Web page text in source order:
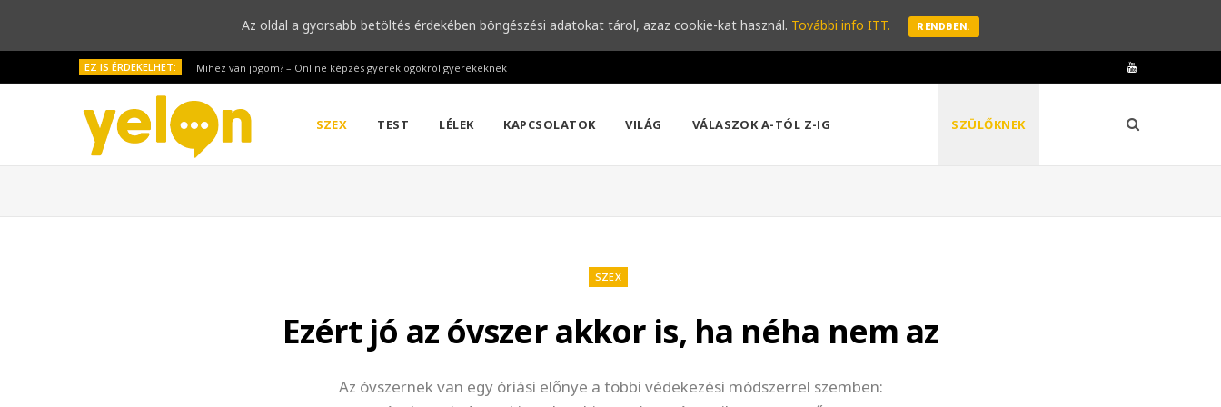
EZ IS ÉRDEKELHET: Mihez van jogom? – Online képzés gyerekjogokról gyerekeknek Y
u
T
SZEX TEST LÉLEK KAPCSOLATOK VILÁG VÁLASZOK A-TÓL Z-IG SZÜLŐKNEK
SZEX
Ezért jó az óvszer akkor is, ha néha nem az
Az óvszernek van egy óriási előnye a többi védekezési módszerrel szemben:
Az oldal a gyorsabb betöltés érdekében böngészési adatokat tárol, azaz cookie-kat használ. További info ITT. RENDBEN.